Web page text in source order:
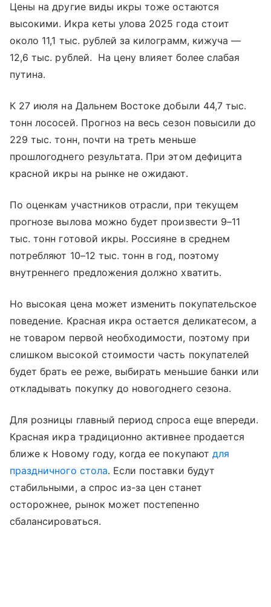
Цены на другие виды икры тоже остаются
высокими. Икра кеты улова 2025 года стоит
около 11,1 тыс. рублей за килограмм, кижуча —
12,6 тыс. рублей. На цену влияет более слабая
путина.
К 27 июля на Дальнем Востоке добыли 44,7 тыс.
тонн лососей. Прогноз на весь сезон повысили до
229 тыс. тонн, почти на треть меньше
прошлогоднего результата. При этом дефицита
красной икры на рынке не ожидают.
По оценкам участников отрасли, при текущем
прогнозе вылова можно будет произвести 9–11
тыс. тонн готовой икры. Россияне в среднем
потребляют 10–12 тыс. тонн в год, поэтому
внутреннего предложения должно хватить.
Но высокая цена может изменить покупательское
поведение. Красная икра остается деликатесом, а
не товаром первой необходимости, поэтому при
слишком высокой стоимости часть покупателей
будет брать ее реже, выбирать меньшие банки или
откладывать покупку до новогоднего сезона.
Для розницы главный период спроса еще впереди.
Красная икра традиционно активнее продается
ближе к Новому году, когда ее покупают для
праздничного стола. Если поставки будут
стабильными, а спрос из-за цен станет
осторожнее, рынок может постепенно
сбалансироваться.